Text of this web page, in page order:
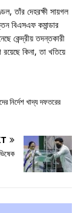
তাঁর দেহরক্ষী সায়গল
বিএসএফ কমান্ডার
কেন্দ্রীয় তদন্তকারী
কিনা, তা খতিয়ে
নির্দেশ খাদ্য দফতরের